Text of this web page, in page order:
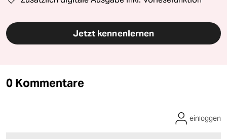
Jetzt kennenlernen
0 Kommentare
einloggen